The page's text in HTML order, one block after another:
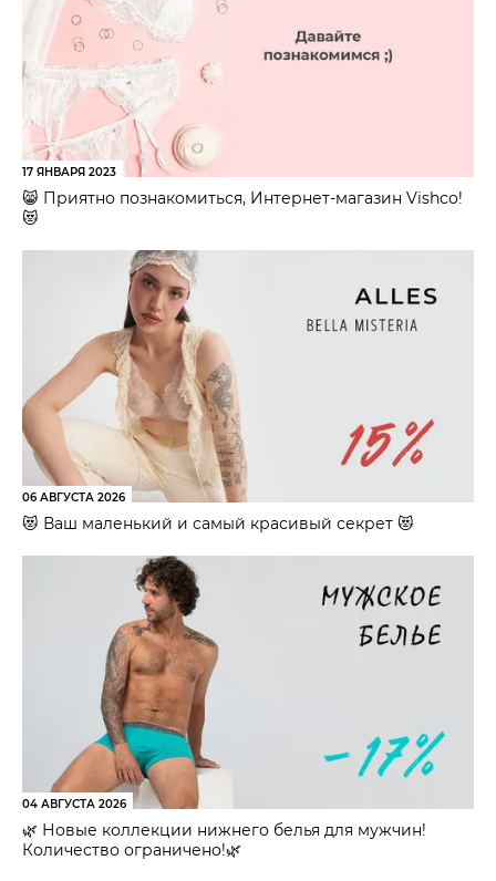
17 ЯНВАРЯ 2023
😸 Приятно познакомиться, Интернет-магазин Vishco!
😻
06 АВГУСТА 2026
😻 Ваш маленький и самый красивый секрет 😻
04 АВГУСТА 2026
🌿 Новые коллекции нижнего белья для мужчин!
Количество ограничено!🌿